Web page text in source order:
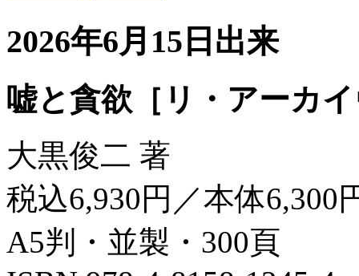
2026年6月15日出来
嘘と貪欲［リ・アーカ
大黒俊二 著
税込6,930円／本体6,300
A5判・並製・300頁